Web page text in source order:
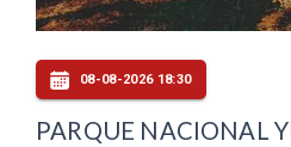
08-08-2026 18:30
PARQUE NACIONAL